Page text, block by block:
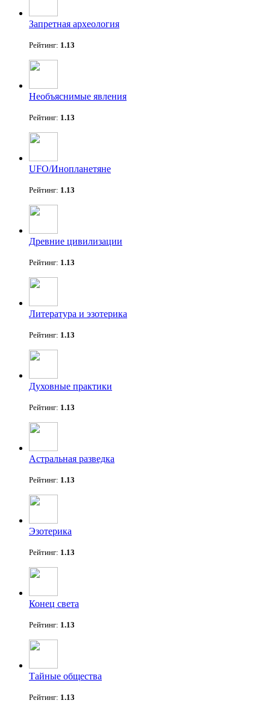
Запретная археология
Рейтинг: 1.13
Необъяснимые явления
Рейтинг: 1.13
UFO/Инопланетяне
Рейтинг: 1.13
Древние цивилизации
Рейтинг: 1.13
Литература и эзотерика
Рейтинг: 1.13
Духовные практики
Рейтинг: 1.13
Астральная разведка
Рейтинг: 1.13
Эзотерика
Рейтинг: 1.13
Конец света
Рейтинг: 1.13
Тайные общества
Рейтинг: 1.13